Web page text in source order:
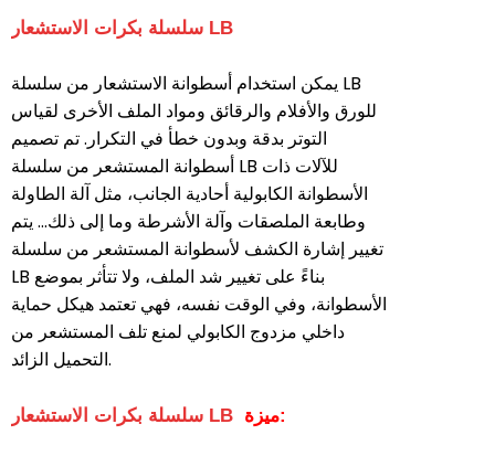
سلسلة بكرات الاستشعار LB
يمكن استخدام أسطوانة الاستشعار من سلسلة LB
للورق والأفلام والرقائق ومواد الملف الأخرى لقياس
التوتر بدقة وبدون خطأ في التكرار. تم تصميم
أسطوانة المستشعر من سلسلة LB للآلات ذات
الأسطوانة الكابولية أحادية الجانب، مثل آلة الطاولة
وطابعة الملصقات وآلة الأشرطة وما إلى ذلك... يتم
تغيير إشارة الكشف لأسطوانة المستشعر من سلسلة
LB بناءً على تغيير شد الملف، ولا تتأثر بموضع
الأسطوانة، وفي الوقت نفسه، فهي تعتمد هيكل حماية
داخلي مزدوج الكابولي لمنع تلف المستشعر من
التحميل الزائد.
سلسلة بكرات الاستشعار LB ميزة: